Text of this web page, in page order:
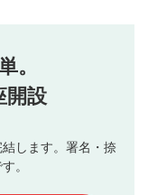
前とコメント
第三者間のトラ
責任を負いませ
うえ、掲載となり
合や掲載されない
。
開設
します。署名・捺
。